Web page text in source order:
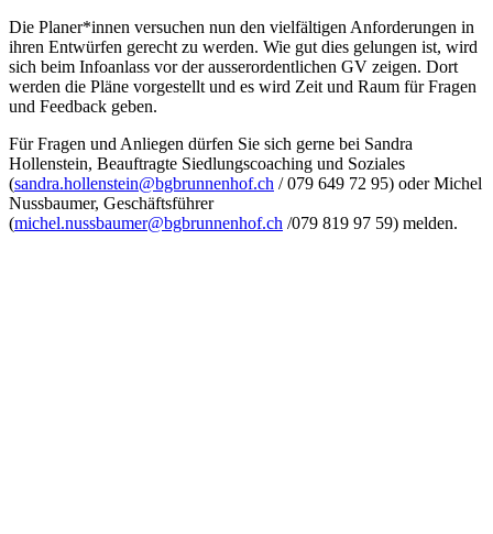
Die Planer*innen versuchen nun den vielfältigen Anforderungen in
ihren Entwürfen gerecht zu werden. Wie gut dies gelungen ist, wird
sich beim Infoanlass vor der ausserordentlichen GV zeigen. Dort
werden die Pläne vorgestellt und es wird Zeit und Raum für Fragen
und Feedback geben.
Für Fragen und Anliegen dürfen Sie sich gerne bei Sandra
Hollenstein, Beauftragte Siedlungscoaching und Soziales
(sandra.hollenstein@bgbrunnenhof.ch / 079 649 72 95) oder Michel
Nussbaumer, Geschäftsführer
(michel.nussbaumer@bgbrunnenhof.ch /079 819 97 59) melden.